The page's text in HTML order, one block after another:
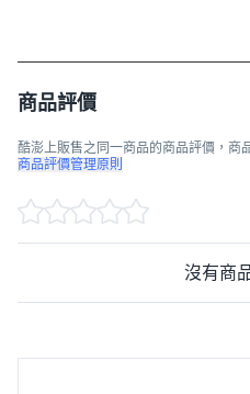
商品評價
酷澎上販售之同一商品的商品評價，商
商品評價管理原則
沒有商